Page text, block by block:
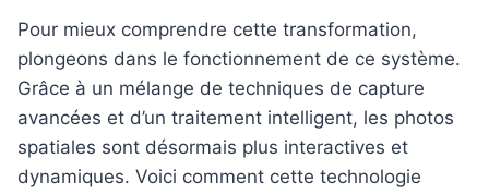
Pour mieux comprendre cette transformation,
plongeons dans le fonctionnement de ce système.
Grâce à un mélange de techniques de capture
avancées et d’un traitement intelligent, les photos
spatiales sont désormais plus interactives et
dynamiques. Voici comment cette technologie